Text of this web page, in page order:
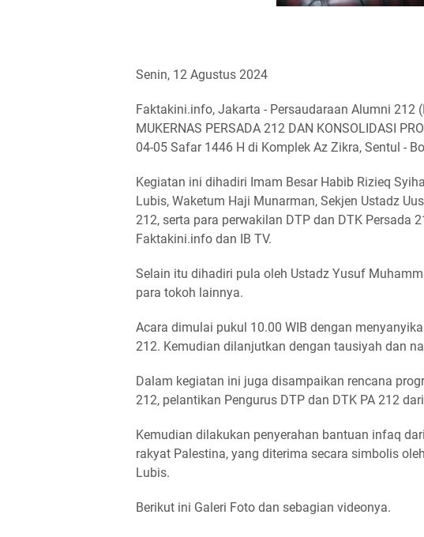
Senin, 12 Agustus 2024
Faktakini.info, Jakarta - Persaudaraan Alumni 212
MUKERNAS PERSADA 212 DAN KONSOLIDASI
04-05 Safar 1446 H di Komplek Az Zikra, Sentul -
Kegiatan ini dihadiri Imam Besar Habib Rizieq
Lubis, Waketum Haji Munarman, Sekjen Ustadz
212, serta para perwakilan DTP dan DTK Persada
Faktakini.info dan IB TV.
Selain itu dihadiri pula oleh Ustadz Yusuf
para tokoh lainnya.
Acara dimulai pukul 10.00 WIB dengan
212. Kemudian dilanjutkan dengan tausiyah dan
Dalam kegiatan ini juga disampaikan rencana
212, pelantikan Pengurus DTP dan DTK PA 212
Kemudian dilakukan penyerahan bantuan infaq
rakyat Palestina, yang diterima secara simbolis
Lubis.
Berikut ini Galeri Foto dan sebagian videonya.